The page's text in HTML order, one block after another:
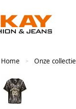
Home > Onze collectie